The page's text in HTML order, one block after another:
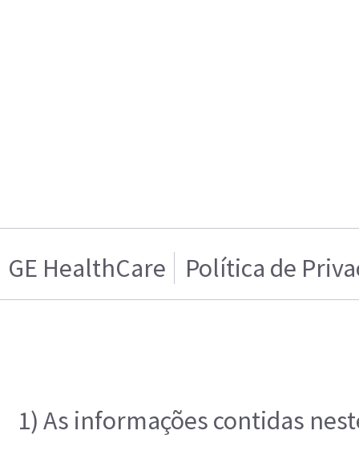
GE HealthCare Política de
1) As informações contidas